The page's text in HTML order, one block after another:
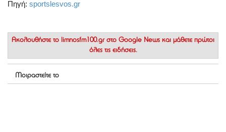
Πηγή: sportslesvos.gr
Ακολουθήστε το limnosfm100.gr στο Google News και μάθετε πρώτοι
όλες τις ειδήσεις.
Μοιραστείτε το